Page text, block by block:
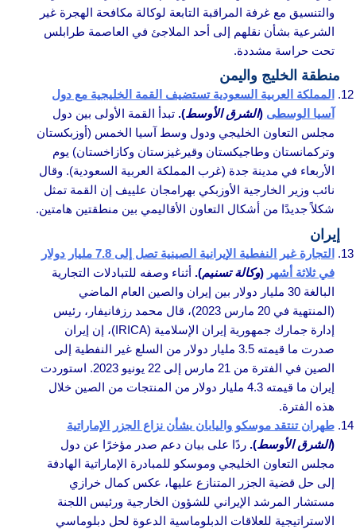
والتنسيق مع غرفة المراقبة التابعة لوكالة مكافحة الهجرة غير
الشرعية بشأن نقلهم إلى أحد الملاجئ في العاصمة طرابلس
تحت حراسة مشددة.
منطقة الخليج واليمن
المملكة العربية السعودية تستضيف القمة الخليجية مع دول
آسيا الوسطى (الشرق الأوسط).تبدأ القمة الأولى بين دول
مجلس التعاون الخليجي ودول وسط آسيا الخمس (أوزبكستان
وتركمانستان وطاجيكستان وقيرغيزستان وكازاخستان) يوم
الأربعاء في مدينة جدة (غرب المملكة العربية السعودية). وقال
نائب وزير الخارجية الأوزبكي بهرامجان علييف إن القمة تمثل
شكلاً جديدًا من أشكال التعاون الأقاليمي بين منطقتين هامتين.
إيران
التجارة غير النفطية الإيرانية الصينية تصل إلى 7.8 مليار دولار
في ثلاثة أشهر (وكالة تسنيم). أثناء وصفه للتبادلات التجارية
البالغة 30 مليار دولار بين إيران والصين العام الماضي
(المنتهية في 20 مارس 2023)، قال محمد رزفانيفار، رئيس
إدارة جمارك جمهورية إيران الإسلامية (IRICA)، إن إيران
صدرت ما قيمته 3.5 مليار دولار من السلع غير النفطية إلى
الصين في الفترة من 21 مارس إلى 22 يونيو 2023. استوردت
إيران ما قيمته 4.3 مليار دولار من المنتجات من الصين خلال
هذه الفترة.
طهران تنتقد موسكو واليابان بشأن نزاع الجزر الإماراتية
(الشرق الأوسط). ردًا على بيان دعم صدر مؤخرًا عن دول
مجلس التعاون الخليجي وموسكو للمبادرة الإماراتية الهادفة
إلى حل قضية الجزر المتنازع عليها، عكس كمال خرازي
مستشار المرشد الإيراني للشؤون الخارجية ورئيس اللجنة
الاستراتيجية للعلاقات الدبلوماسية الدعوة لحل دبلوماسي